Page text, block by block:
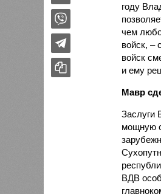
году
чем
войск, –
войск
и ему
Мавр
Заслуги
мощную
ВДВ